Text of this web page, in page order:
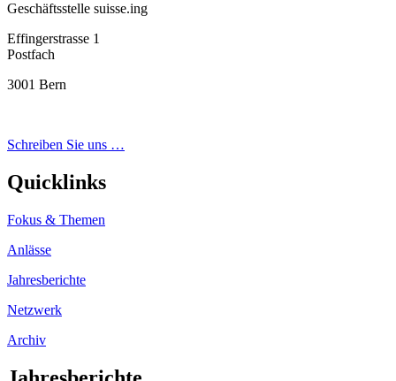
Geschäftsstelle suisse.ing
Effingerstrasse 1
Postfach
3001 Bern
Schreiben Sie uns …
Quicklinks
Fokus & Themen
Anlässe
Jahresberichte
Netzwerk
Archiv